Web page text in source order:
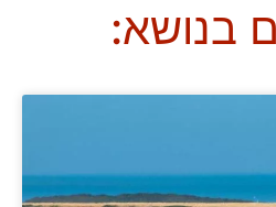
בנושא: